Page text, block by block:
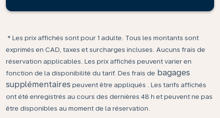
* Les prix affichés sont pour 1 adulte. Tous les montants sont
exprimés en CAD, taxes et surcharges incluses. Aucuns frais de
réservation applicables. Les prix affichés peuvent varier en
fonction de la disponibilité du tarif. Des frais de bagages
supplémentaires peuvent être appliqués . Les tarifs affichés
ont été enregistrés au cours des dernières 48 h et peuvent ne pas
être disponibles au moment de la réservation.